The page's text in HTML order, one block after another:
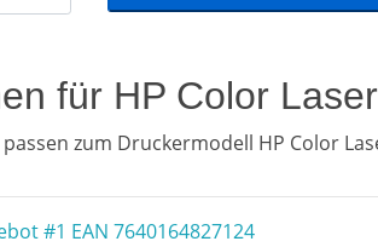
für HP Color
zum Druckermodell HP Color
#1 EAN 7640164827124